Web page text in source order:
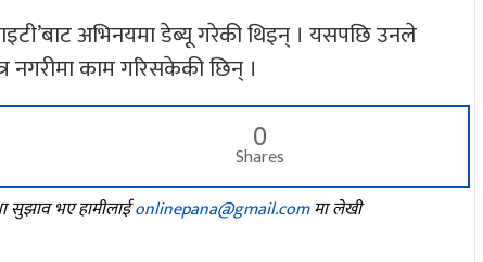
अभिनयमा डेब्यू गरेकी थिइन् । यसपछि उनले
काम गरिसकेकी छिन् ।
0
Shares
सुझाव भए हामीलाईonlinepana@gmail.comमा लेखी